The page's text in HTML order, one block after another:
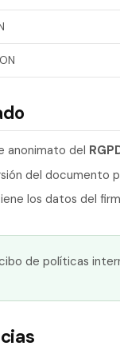
anonimato del
del documento
los datos del
de políticas